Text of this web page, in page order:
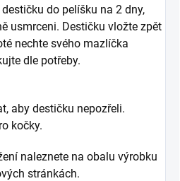
do pelíšku na 2 dny,
usmrceni. Destičku vložte zpět
nechte svého mazlíčka
dle potřeby.
aby destičku nepozřeli.
kočky.
naleznete na obalu výrobku
stránkách.